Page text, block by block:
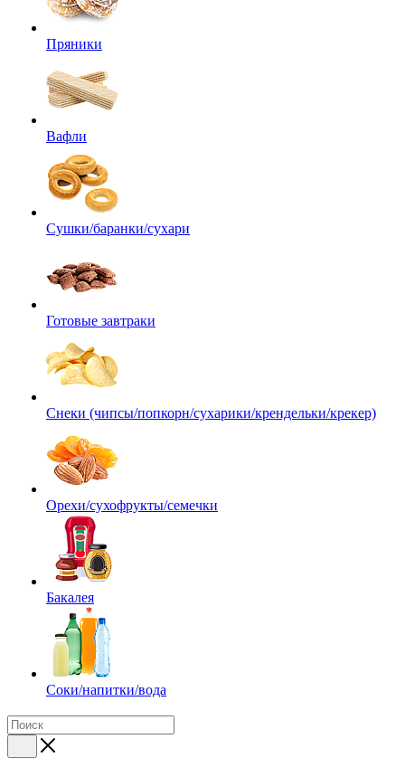
Пряники
Вафли
Сушки/баранки/сухари
Готовые завтраки
Снеки (чипсы/попкорн/сухарики/крендельки/крекер)
Орехи/сухофрукты/семечки
Бакалея
Соки/напитки/вода